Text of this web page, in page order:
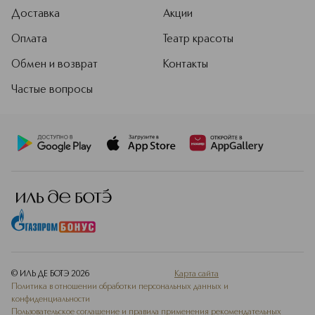
Доставка
Оплата
Обмен и возврат
Частые вопросы
Акции
Театр красоты
Контакты
© ИЛЬ ДЕ БОТЭ 2026
Карта сайта
Политика в отношении обработки персональных данных и
конфиденциальности
Пользовательское соглашение и правила применения рекомендательных